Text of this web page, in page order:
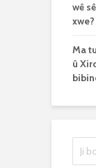
wê
xwe?
Ma
û